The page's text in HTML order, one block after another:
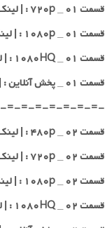
قسمت ۰۱ _ ۷۲۰p : | لینک مستقیم |
قسمت ۰۱ _ ۱۰۸۰p : | لینک مستقیم |
قسمت ۰۱ _ ۱۰۸۰HQ : | لینک مستقیم |
قسمت ۰۱ _ پخش آنلاین : | لینک مستقیم |
=-=-=-=-=-=-=-
قسمت ۰۲ _ ۴۸۰p : | لینک مستقیم |
قسمت ۰۲ _ ۷۲۰p : | لینک مستقیم |
قسمت ۰۲ _ ۱۰۸۰p : | لینک مستقیم |
قسمت ۰۲ _ ۱۰۸۰HQ : | لینک مستقیم |